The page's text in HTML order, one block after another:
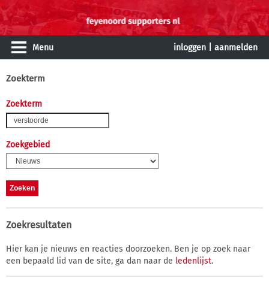
Menu inloggen aanmelden
Zoekterm
Zoekterm
Zoekgebied
Zoekresultaten
Hier kan je nieuws en reacties doorzoeken. Ben je op zoek naar
een bepaald lid van de site, ga dan naar de ledenlijst.